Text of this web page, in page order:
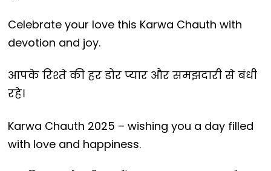
Celebrate your love this Karwa Chauth with
devotion and joy.
आपके रिश्ते की हर डोर प्यार और समझदारी से बंधी
रहे।
Karwa Chauth 2025 – wishing you a day filled
with love and happiness.